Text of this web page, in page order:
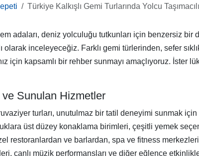
Türkiye Kalkışlı Gemi Turlarında Yolcu
adaları, deniz yolculuğu tutkunları için benzersiz bir
olarak inceleyeceğiz. Farklı gemi türlerinden, sefer
için kapsamlı bir rehber sunmayı amaçlıyoruz. İster
Sunulan Hizmetler
turları, unutulmaz bir tatil deneyimi sunmak
üst düzey konaklama birimleri, çeşitli yemek
restoranlardan ve barlardan, spa ve fitness
canlı müzik performansları ve diğer eğlence